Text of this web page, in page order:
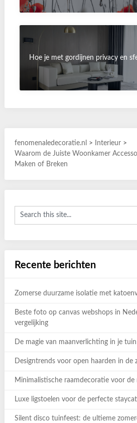
Hoe je met gordijnen privacy en
fenomenaledecoratie.nl > Interieur>
Waarom de Juiste Woonkamer
Maken of Breken
Recente berichten
Zomerse duurzame isolatie met
Beste foto op canvas webshops in
vergelijking
De magie van maanverlichting in je tuin
Designtrends voor open haarden in de
Minimalistische raamdecoratie voor
Luxe ligstoelen voor de perfecte
Silent disco tuinfeest: de ultieme